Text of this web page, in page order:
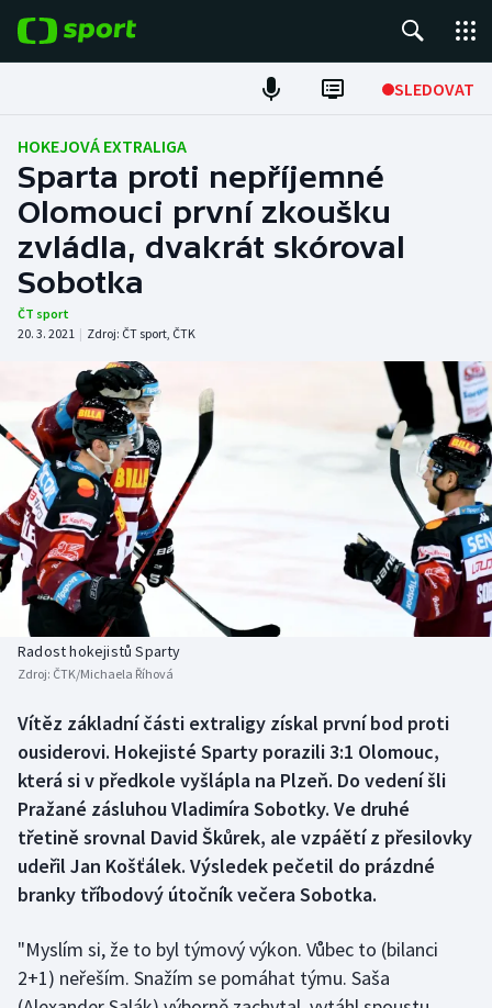
SLEDOVAT
Fotbal
Hokej
Tenis
Atletika
DALŠÍ SPORTY
Americký fotbal
Baseball a softbal
Basketbal
Biatlon
Boby a skeleton
Box
Curling
Dostihy
Florbal
Golf
NEPŘEHLÉDNĚTE
Soutěže
Historické návraty
Aplikace ČT sport
AZ kvíz
HOKEJOVÁ EXTRALIGA
Sparta proti nepříjemné
Olomouci první zkoušku
zvládla, dvakrát skóroval
Sobotka
ČT sport
20. 3. 2021 | Zdroj: ČT sport, ČTK
Radost hokejistů Sparty
Zdroj: ČTK/Michaela Říhová
Vítěz základní části extraligy získal první bod proti
ousiderovi. Hokejisté Sparty porazili 3:1 Olomouc,
která si v předkole vyšlápla na Plzeň. Do vedení šli
Pražané zásluhou Vladimíra Sobotky. Ve druhé
třetině srovnal David Škůrek, ale vzpáětí z přesilovky
udeřil Jan Košťálek. Výsledek pečetil do prázdné
branky tříbodový útočník večera Sobotka.
"Myslím si, že to byl týmový výkon. Vůbec to (bilanci
2+1) neřeším. Snažím se pomáhat týmu. Saša